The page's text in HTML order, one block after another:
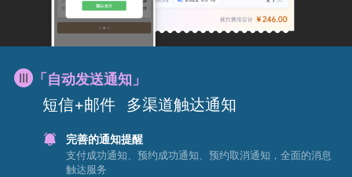
「自动发送通知」
短信+邮件 多渠道触达通知
完善的通知提醒
支付成功通知、预约成功通知、预约取消通知，全面的消息
触达服务